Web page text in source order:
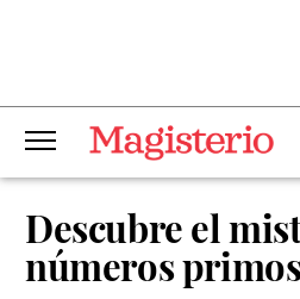
Descubre el
números